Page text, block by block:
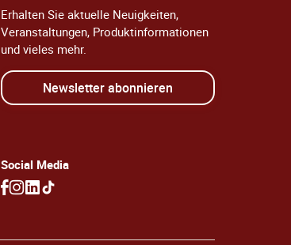
Erhalten Sie aktuelle Neuigkeiten,
Veranstaltungen, Produktinformationen
und vieles mehr.
Newsletter abonnieren
Social Media